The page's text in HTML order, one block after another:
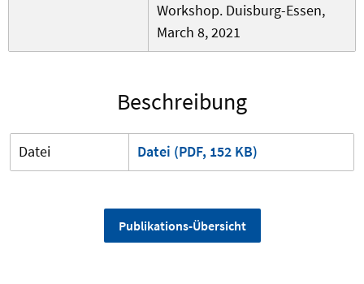
Workshop. Duisburg-Essen,
March 8, 2021
Beschreibung
Datei Datei (PDF, 152 KB)
Publikations-Übersicht